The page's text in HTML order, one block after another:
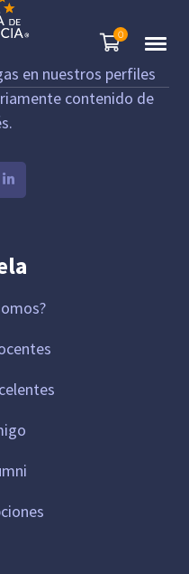
0
en nuestros perfiles
contenido de